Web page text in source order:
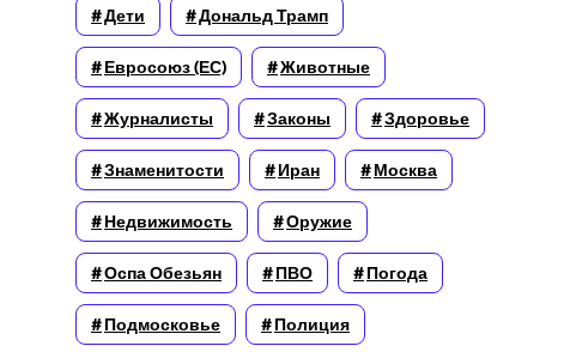
Дети Дональд Трамп
Евросоюз (ЕС) Животные
Журналисты Законы Здоровье
Знаменитости Иран Москва
Недвижимость Оружие
Оспа Обезьян ПВО Погода
Подмосковье Полиция